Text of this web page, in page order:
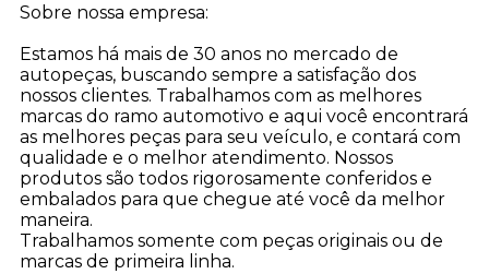
Sobre nossa empresa:
Estamos há mais de 30 anos no mercado de
autopeças, buscando sempre a satisfação dos
nossos clientes. Trabalhamos com as melhores
marcas do ramo automotivo e aqui você encontrar
as melhores peças para seu veículo, e contará com
qualidade e o melhor atendimento. Nossos
produtos são todos rigorosamente conferidos e
embalados para que chegue até você da melhor
maneira.
Trabalhamos somente com peças originais ou de
marcas de primeira linha.